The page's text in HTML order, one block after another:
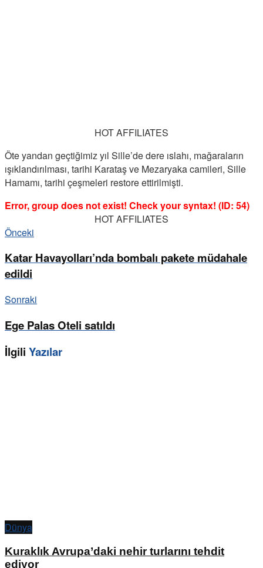
HOT AFFILIATES
Öte yandan geçtiğimiz yıl Sille’de dere ıslahı, mağaraların
ışıklandırılması, tarihi Karataş ve Mezaryaka camileri, Sille
Hamamı, tarihi çeşmeleri restore ettirilmişti.
Error, group does not exist! Check your syntax! (ID: 54)
HOT AFFILIATES
Önceki
Katar Havayolları’nda bombalı pakete müdahale
edildi
Sonraki
Ege Palas Oteli satıldı
İlgili Yazılar
Dünya
Kuraklık Avrupa’daki nehir turlarını tehdit
ediyor